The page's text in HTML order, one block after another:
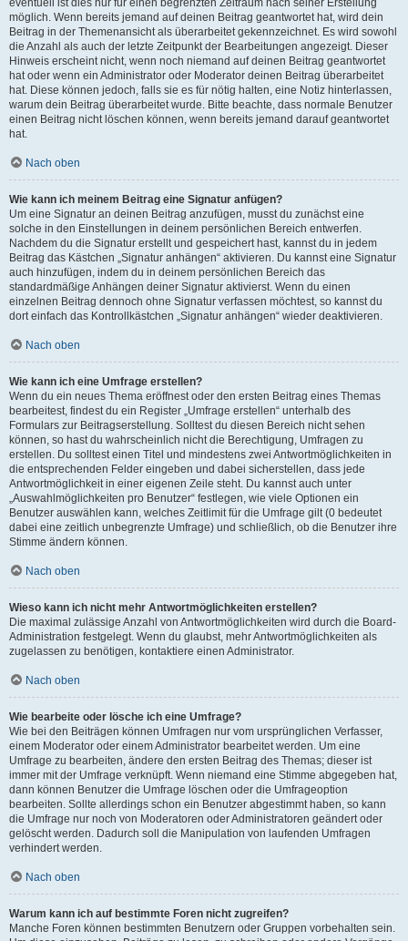
eventuell ist dies nur für einen begrenzten Zeitraum nach seiner Erstellung
möglich. Wenn bereits jemand auf deinen Beitrag geantwortet hat, wird dein
Beitrag in der Themenansicht als überarbeitet gekennzeichnet. Es wird sowohl
die Anzahl als auch der letzte Zeitpunkt der Bearbeitungen angezeigt. Dieser
Hinweis erscheint nicht, wenn noch niemand auf deinen Beitrag geantwortet
hat oder wenn ein Administrator oder Moderator deinen Beitrag überarbeitet
hat. Diese können jedoch, falls sie es für nötig halten, eine Notiz hinterlassen,
warum dein Beitrag überarbeitet wurde. Bitte beachte, dass normale Benutzer
einen Beitrag nicht löschen können, wenn bereits jemand darauf geantwortet
hat.
Nach oben
Wie kann ich meinem Beitrag eine Signatur anfügen?
Um eine Signatur an deinen Beitrag anzufügen, musst du zunächst eine
solche in den Einstellungen in deinem persönlichen Bereich entwerfen.
Nachdem du die Signatur erstellt und gespeichert hast, kannst du in jedem
Beitrag das Kästchen „Signatur anhängen“ aktivieren. Du kannst eine Signatur
auch hinzufügen, indem du in deinem persönlichen Bereich das
standardmäßige Anhängen deiner Signatur aktivierst. Wenn du einen
einzelnen Beitrag dennoch ohne Signatur verfassen möchtest, so kannst du
dort einfach das Kontrollkästchen „Signatur anhängen“ wieder deaktivieren.
Nach oben
Wie kann ich eine Umfrage erstellen?
Wenn du ein neues Thema eröffnest oder den ersten Beitrag eines Themas
bearbeitest, findest du ein Register „Umfrage erstellen“ unterhalb des
Formulars zur Beitragserstellung. Solltest du diesen Bereich nicht sehen
können, so hast du wahrscheinlich nicht die Berechtigung, Umfragen zu
erstellen. Du solltest einen Titel und mindestens zwei Antwortmöglichkeiten in
die entsprechenden Felder eingeben und dabei sicherstellen, dass jede
Antwortmöglichkeit in einer eigenen Zeile steht. Du kannst auch unter
„Auswahlmöglichkeiten pro Benutzer“ festlegen, wie viele Optionen ein
Benutzer auswählen kann, welches Zeitlimit für die Umfrage gilt (0 bedeutet
dabei eine zeitlich unbegrenzte Umfrage) und schließlich, ob die Benutzer ihre
Stimme ändern können.
Nach oben
Wieso kann ich nicht mehr Antwortmöglichkeiten erstellen?
Die maximal zulässige Anzahl von Antwortmöglichkeiten wird durch die Board-
Administration festgelegt. Wenn du glaubst, mehr Antwortmöglichkeiten als
zugelassen zu benötigen, kontaktiere einen Administrator.
Nach oben
Wie bearbeite oder lösche ich eine Umfrage?
Wie bei den Beiträgen können Umfragen nur vom ursprünglichen Verfasser,
einem Moderator oder einem Administrator bearbeitet werden. Um eine
Umfrage zu bearbeiten, ändere den ersten Beitrag des Themas; dieser ist
immer mit der Umfrage verknüpft. Wenn niemand eine Stimme abgegeben hat,
dann können Benutzer die Umfrage löschen oder die Umfrageoption
bearbeiten. Sollte allerdings schon ein Benutzer abgestimmt haben, so kann
die Umfrage nur noch von Moderatoren oder Administratoren geändert oder
gelöscht werden. Dadurch soll die Manipulation von laufenden Umfragen
verhindert werden.
Nach oben
Warum kann ich auf bestimmte Foren nicht zugreifen?
Manche Foren können bestimmten Benutzern oder Gruppen vorbehalten sein.